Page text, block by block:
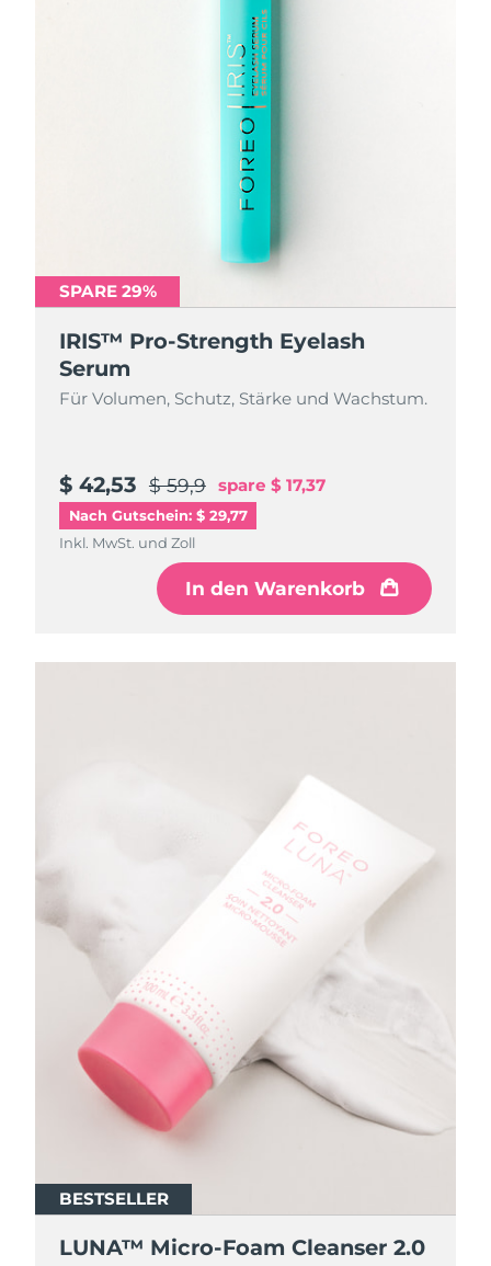
SPARE 29%
IRIS™ Pro-Strength Eyelash
Serum
Für Volumen, Schutz, Stärke und Wachstum.
$ 42,53 $ 59,9 spare $ 17,37
Nach Gutschein: $ 29,77
Inkl. MwSt. und Zoll
In den Warenkorb
BESTSELLER
LUNA™ Micro-Foam Cleanser 2.0
BESTSELLER
LUNA™ Micro-Foam Cleanser 2.0